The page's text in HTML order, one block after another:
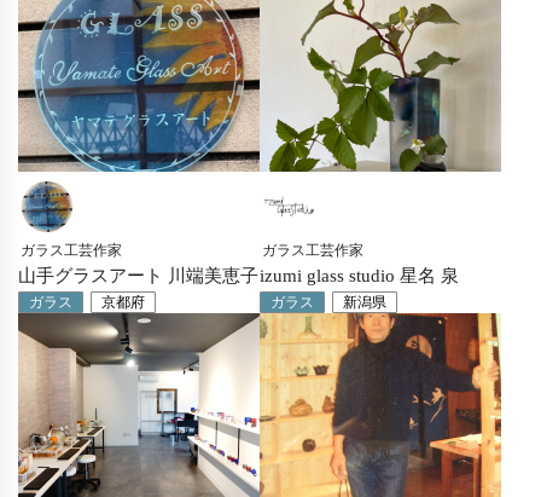
ガラス工芸作家
山手グラスアート 川端美恵子
ガラス 京都府
ガラス工芸作家
izumi glass studio 星名 泉
ガラス 新潟県